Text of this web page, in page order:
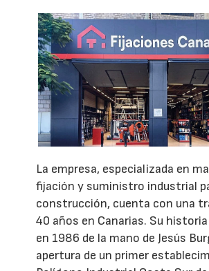
La empresa, especializada en
fijación y suministro industrial
construcción, cuenta con una
40 años en Canarias. Su
en 1986 de la mano de Jesús
apertura de un primer